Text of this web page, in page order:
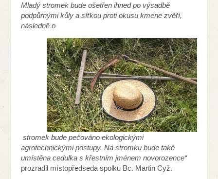
Mladý stromek bude ošetřen ihned po výsadbě
podpůrnými kůly a síťkou proti okusu kmene zvěří,
následně o
stromek bude pečováno ekologickými
agrotechnickými postupy. Na stromku bude také
umístěna cedulka s křestním jménem novorozence“
prozradil místopředseda spolku Bc. Martin Cyž.